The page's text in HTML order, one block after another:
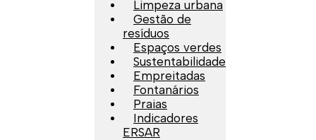
Limpeza urbana
Gestão de
resíduos
Espaços verdes
Sustentabilidade
Empreitadas
Fontanários
Praias
Indicadores
ERSAR